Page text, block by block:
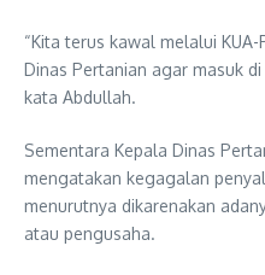
“Kita terus kawal melalui
Dinas Pertanian agar masuk di
kata Abdullah.
Sementara Kepala Dinas
mengatakan kegagalan
menurutnya dikarenakan
atau pengusaha.